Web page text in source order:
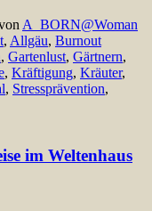
A_BORN@Woman
, Allgäu, Burnout
, Gartenlust, Gärtnern,
, Kräftigung, Kräuter,
, Stressprävention,
im Weltenhaus